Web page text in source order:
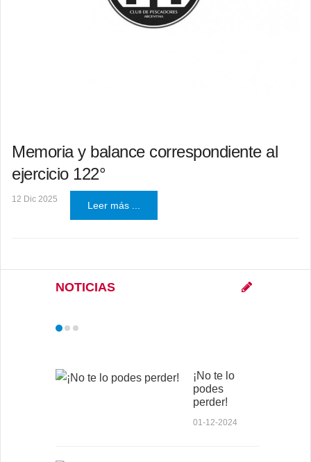
Memoria y balance correspondiente al
ejercicio 122°
12 Dic 2025
Leer más ...
NOTICIAS
¡No te lo
podes
perder!
01-12-2024